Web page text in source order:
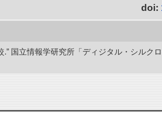
doi:
国立情報学研究所「ディジタル・シルク